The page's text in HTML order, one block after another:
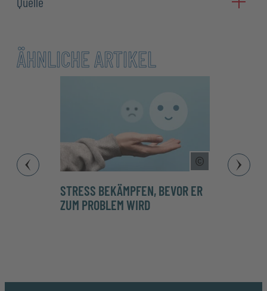
ÄHNLICHE ARTIKEL
Copyright
STRESS BEKÄMPFEN, BEVOR ER
ZUM PROBLEM WIRD